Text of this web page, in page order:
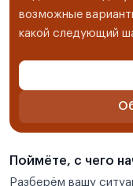
возможные
какой следующий
Поймёте, с чего
Разберём вашу